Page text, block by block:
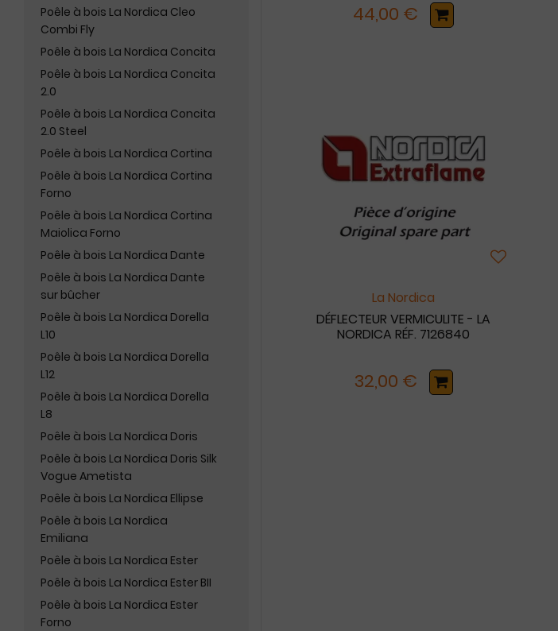
Poêle à bois La Nordica Cleo
Combi Fly
Poêle à bois La Nordica Concita
Poêle à bois La Nordica Concita
2.0
Poêle à bois La Nordica Concita
2.0 Steel
Poêle à bois La Nordica Cortina
Poêle à bois La Nordica Cortina
Forno
Poêle à bois La Nordica Cortina
Maiolica Forno
Poêle à bois La Nordica Dante
Poêle à bois La Nordica Dante
sur bûcher
Poêle à bois La Nordica Dorella
L10
Poêle à bois La Nordica Dorella
L12
Poêle à bois La Nordica Dorella
L8
Poêle à bois La Nordica Doris
Poêle à bois La Nordica Doris Silk
Vogue Ametista
Poêle à bois La Nordica Ellipse
Poêle à bois La Nordica
Emiliana
Poêle à bois La Nordica Ester
Poêle à bois La Nordica Ester BII
Poêle à bois La Nordica Ester
Forno
44,00 €
La Nordica
DÉFLECTEUR VERMICULITE - LA
NORDICA RÉF. 7126840
32,00 €